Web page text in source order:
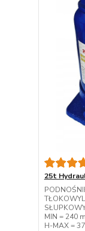
25t
MIN = 240
H-MAX =